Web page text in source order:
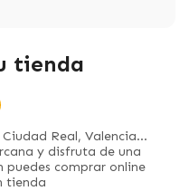
tienda
Real, Valencia...
y disfruta de una
puedes comprar online
tienda